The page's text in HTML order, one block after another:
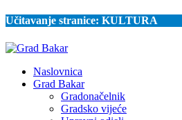
Učitavanje stranice: KULTURA
Naslovnica
Grad Bakar
Gradonačelnik
Gradsko vijeće